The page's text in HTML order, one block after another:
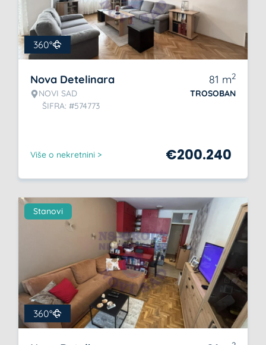
360°
Nova Detelinara
NOVI SAD
ŠIFRA: #574773
81 m2
TROSOBAN
Više o nekretnini > €200.240
Stanovi
360°